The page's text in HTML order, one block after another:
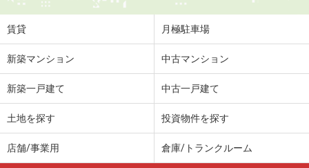
建物面積
152.07m²
和歌山県海南市大野中
賃貸 月極駐車場
新築マンション 中古マンション
新築一戸建て 中古一戸建て
土地を探す 投資物件を探す
店舗/事業用 倉庫/トランクルーム